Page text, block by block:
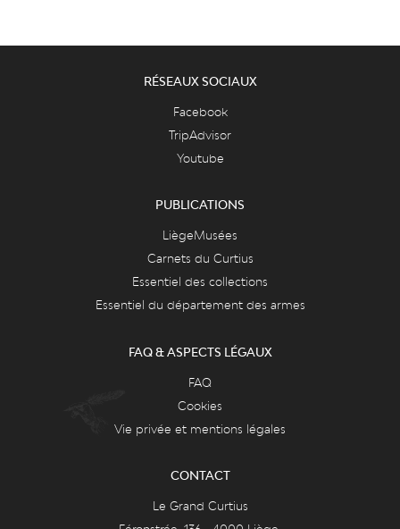
RÉSEAUX SOCIAUX
Facebook
TripAdvisor
Youtube
PUBLICATIONS
LiègeMusées
Carnets du Curtius
Essentiel des collections
Essentiel du département des armes
FAQ & ASPECTS LÉGAUX
FAQ
Cookies
Vie privée et mentions légales
CONTACT
Le Grand Curtius